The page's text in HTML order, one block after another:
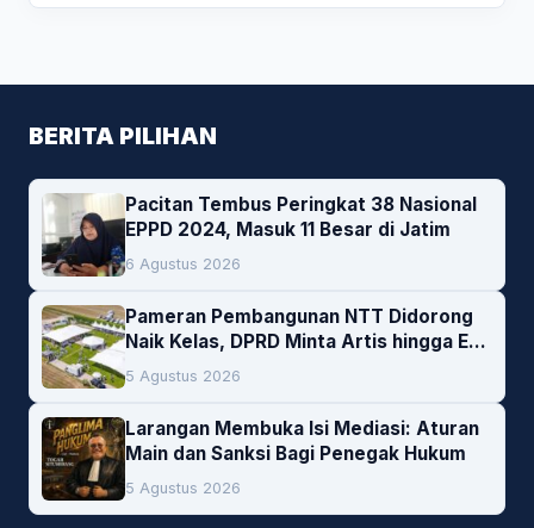
BERITA PILIHAN
Pacitan Tembus Peringkat 38 Nasional
EPPD 2024, Masuk 11 Besar di Jatim
6 Agustus 2026
Pameran Pembangunan NTT Didorong
Naik Kelas, DPRD Minta Artis hingga EO
Lokal Jadi Prioritas
5 Agustus 2026
Larangan Membuka Isi Mediasi: Aturan
Main dan Sanksi Bagi Penegak Hukum
5 Agustus 2026